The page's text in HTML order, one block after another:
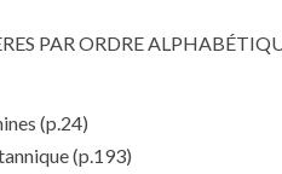
PAR ORDRE
(p.24)
(p.193)